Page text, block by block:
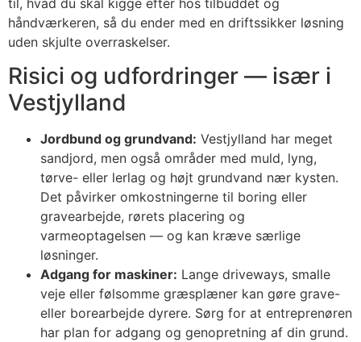
til, hvad du skal kigge efter hos tilbuddet og
håndværkeren, så du ender med en driftssikker løsning
uden skjulte overraskelser.
Risici og udfordringer — især i
Vestjylland
Jordbund og grundvand: Vestjylland har meget
sandjord, men også områder med muld, lyng,
tørve- eller lerlag og højt grundvand nær kysten.
Det påvirker omkostningerne til boring eller
gravearbejde, rørets placering og
varmeoptagelsen — og kan kræve særlige
løsninger.
Adgang for maskiner: Lange driveways, smalle
veje eller følsomme græsplæner kan gøre grave-
eller borearbejde dyrere. Sørg for at entreprenøren
har plan for adgang og genopretning af din grund.